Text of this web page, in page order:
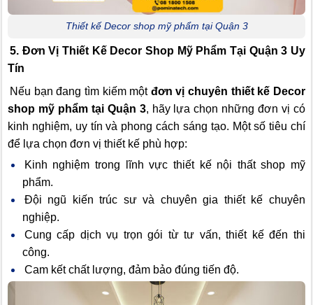
Thiết kế Decor shop mỹ phẩm tại Quận 3
5. Đơn Vị Thiết Kế Decor Shop Mỹ Phẩm Tại Quận 3 Uy
Tín
Nếu bạn đang tìm kiếm một đơn vị chuyên thiết kế Decor
shop mỹ phẩm tại Quận 3, hãy lựa chọn những đơn vị có
kinh nghiệm, uy tín và phong cách sáng tạo. Một số tiêu chí
để lựa chọn đơn vị thiết kế phù hợp:
Kinh nghiệm trong lĩnh vực thiết kế nội thất shop mỹ
phẩm.
Đội ngũ kiến trúc sư và chuyên gia thiết kế chuyên
nghiệp.
Cung cấp dịch vụ trọn gói từ tư vấn, thiết kế đến thi
công.
Cam kết chất lượng, đảm bảo đúng tiến độ.